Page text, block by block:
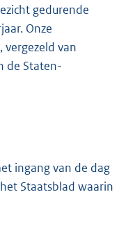
gedurende
Onze
vergezeld van
de Staten-
ingang van de dag
Staatsblad waarin